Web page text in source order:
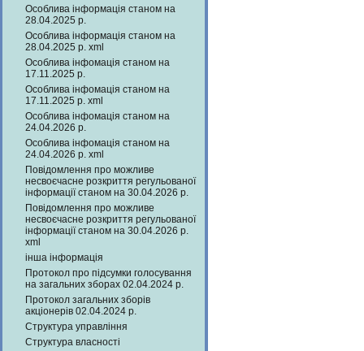
Особлива інформація станом на
28.04.2025 р.
Особлива інформація станом на
28.04.2025 р. xml
Особлива інфомація станом на
17.11.2025 р.
Особлива інфомація станом на
17.11.2025 р. xml
Особлива інфомація станом на
24.04.2026 р.
Особлива інфомація станом на
24.04.2026 р. xml
Повідомлення про можливе
несвоєчасне розкриття регульованої
інформації станом на 30.04.2026 р.
Повідомлення про можливе
несвоєчасне розкриття регульованої
інформації станом на 30.04.2026 р.
xml
інша інформація
Протокол про підсумки голосування
на загальних зборах 02.04.2024 р.
Протокол загальних зборів
акціонерів 02.04.2024 р.
Структура управління
Структура власності